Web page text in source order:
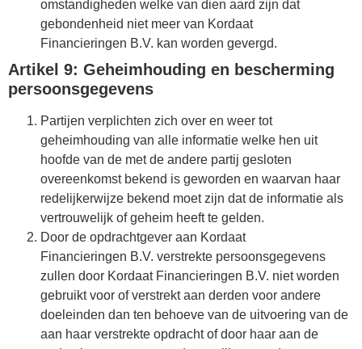
omstandigheden welke van dien aard zijn dat
gebondenheid niet meer van Kordaat
Financieringen B.V. kan worden gevergd.
Artikel 9: Geheimhouding en bescherming
persoonsgegevens
Partijen verplichten zich over en weer tot
geheimhouding van alle informatie welke hen uit
hoofde van de met de andere partij gesloten
overeenkomst bekend is geworden en waarvan haar
redelijkerwijze bekend moet zijn dat de informatie als
vertrouwelijk of geheim heeft te gelden.
Door de opdrachtgever aan Kordaat
Financieringen B.V. verstrekte persoonsgegevens
zullen door Kordaat Financieringen B.V. niet worden
gebruikt voor of verstrekt aan derden voor andere
doeleinden dan ten behoeve van de uitvoering van de
aan haar verstrekte opdracht of door haar aan de